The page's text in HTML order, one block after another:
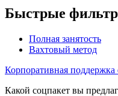
Быстрые
Полная занятость
Вахтовый метод
Корпоративная поддержка
Какой соцпакет вы